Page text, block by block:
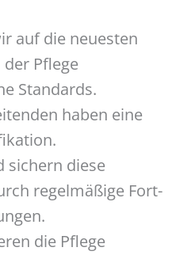
auf die neuesten
Pflege
Standards.
haben eine
sichern diese
regelmäßige Fort-
die Pflege